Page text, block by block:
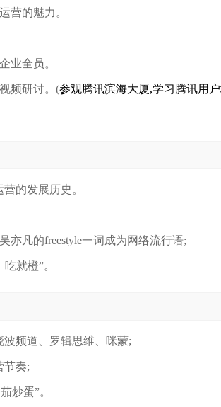
营的魅力。
业全员。
频研讨。(参观腾讯滨海大厦,学习腾讯用
的发展历史。
亦凡的freestyle一词成为网络流行语;
就橙”。
频道、罗辑思维、咪蒙;
节奏;
炒蛋”。